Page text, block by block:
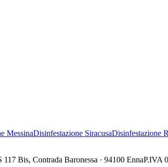
MessinaDisinfestazione SiracusaDisinfestazione
117 Bis, Contrada Baronessa · 94100 EnnaP.IVA